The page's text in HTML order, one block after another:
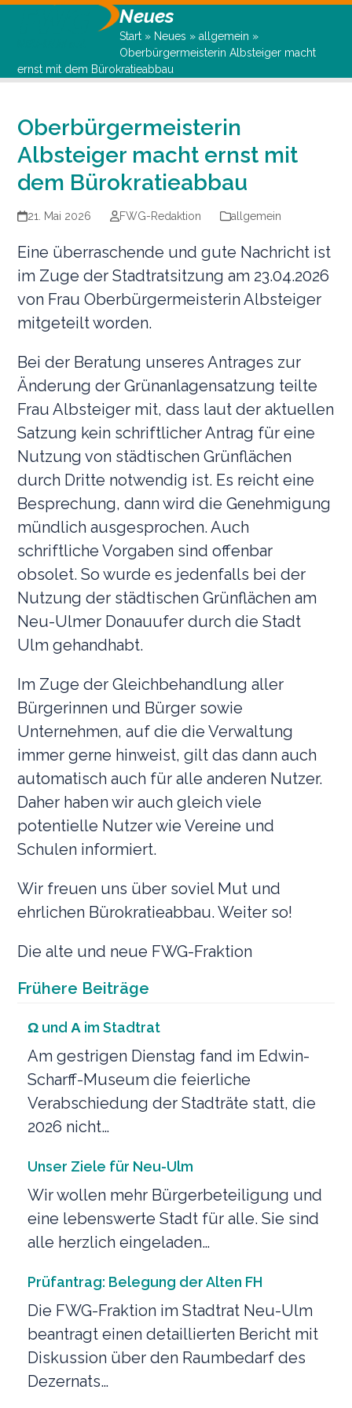
SkipOpen
menu
Close
menu
Neues
Start » Neues »allgemein »
Oberbürgermeisterin Albsteiger macht
ernst mit dem Bürokratieabbau
Oberbürgermeisterin
Albsteiger macht ernst mit
dem Bürokratieabbau
21. Mai 2026 FWG-Redaktion allgemein
Eine überraschende und gute Nachricht ist
im Zuge der Stadtratsitzung am 23.04.2026
von Frau Oberbürgermeisterin Albsteiger
mitgeteilt worden.
Bei der Beratung unseres Antrages zur
Änderung der Grünanlagensatzung teilte
Frau Albsteiger mit, dass laut der aktuellen
Satzung kein schriftlicher Antrag für eine
Nutzung von städtischen Grünflächen
durch Dritte notwendig ist. Es reicht eine
Besprechung, dann wird die Genehmigung
mündlich ausgesprochen. Auch
schriftliche Vorgaben sind offenbar
obsolet. So wurde es jedenfalls bei der
Nutzung der städtischen Grünflächen am
Neu-Ulmer Donauufer durch die Stadt
Ulm gehandhabt.
Im Zuge der Gleichbehandlung aller
Bürgerinnen und Bürger sowie
Unternehmen, auf die die Verwaltung
immer gerne hinweist, gilt das dann auch
automatisch auch für alle anderen Nutzer.
Daher haben wir auch gleich viele
potentielle Nutzer wie Vereine und
Schulen informiert.
Wir freuen uns über soviel Mut und
ehrlichen Bürokratieabbau. Weiter so!
Die alte und neue FWG-Fraktion
Frühere Beiträge
Ω und Α im Stadtrat
Am gestrigen Dienstag fand im Edwin-
Scharff-Museum die feierliche
Verabschiedung der Stadträte statt, die
2026 nicht…
Unser Ziele für Neu-Ulm
Wir wollen mehr Bürgerbeteiligung und
eine lebenswerte Stadt für alle. Sie sind
alle herzlich eingeladen…
Prüfantrag: Belegung der Alten FH
Die FWG-Fraktion im Stadtrat Neu-Ulm
beantragt einen detaillierten Bericht mit
Diskussion über den Raumbedarf des
Dezernats…